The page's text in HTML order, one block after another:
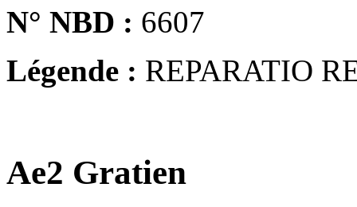
N° NBD : 6607
Légende : REPARATIO
Ae2 Gratien